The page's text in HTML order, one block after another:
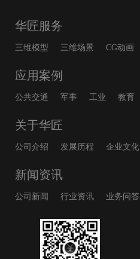
华匠服务
三维模型 三维场景 CG动画
应用案例
公共交通 军事 工业 教育
关于华匠
公司介绍 发展历程 企业文化
新闻资讯
公司新闻 行业资讯 业务问答